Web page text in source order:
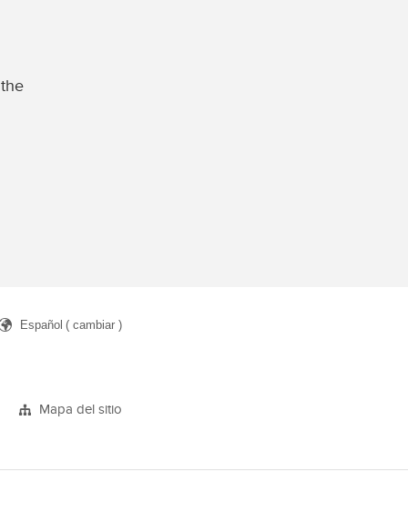
Español ( cambiar )
Mapa del sitio